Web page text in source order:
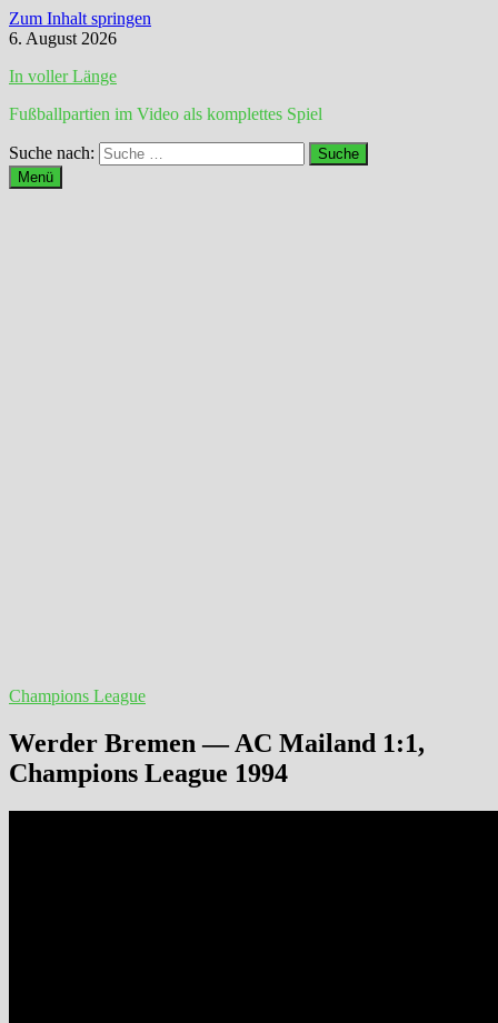
Zum Inhalt springen
6. August 2026
In voller Länge
Fußballpartien im Video als komplettes Spiel
Suche nach:
Menü
Champions League
Werder Bremen — AC Mailand 1:1,
Champions League 1994